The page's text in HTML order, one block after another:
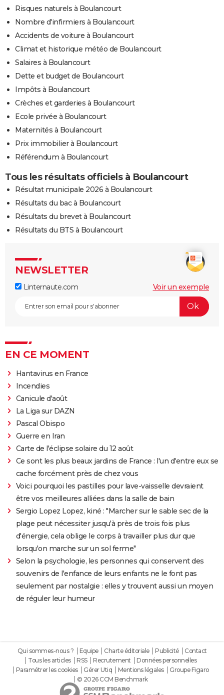
Risques naturels à Boulancourt
Nombre d'infirmiers à Boulancourt
Accidents de voiture à Boulancourt
Climat et historique météo de Boulancourt
Salaires à Boulancourt
Dette et budget de Boulancourt
Impôts à Boulancourt
Crèches et garderies à Boulancourt
Ecole privée à Boulancourt
Maternités à Boulancourt
Prix immobilier à Boulancourt
Référendum à Boulancourt
Tous les résultats officiels à Boulancourt
Résultat municipale 2026 à Boulancourt
Résultats du bac à Boulancourt
Résultats du brevet à Boulancourt
Résultats du BTS à Boulancourt
NEWSLETTER
Linternaute.com Voir un exemple
EN CE MOMENT
Hantavirus en France
Incendies
Canicule d'août
La Liga sur DAZN
Pascal Obispo
Guerre en Iran
Carte de l'éclipse solaire du 12 août
Ce sont les plus beaux jardins de France : l'un d'entre eux se
cache forcément près de chez vous
Voici pourquoi les pastilles pour lave-vaisselle devraient
être vos meilleures alliées dans la salle de bain
Sergio Lopez Lopez, kiné : "Marcher sur le sable sec de la
plage peut nécessiter jusqu'à près de trois fois plus
d'énergie, cela oblige le corps à travailler plus dur que
lorsqu'on marche sur un sol ferme"
Selon la psychologie, les personnes qui conservent des
souvenirs de l'enfance de leurs enfants ne le font pas
seulement par nostalgie : elles y trouvent aussi un moyen
de réguler leur humeur
Qui sommes-nous ? Equipe Charte éditoriale Publicité
Contact
Tous les articles
RSS Recrutement
Données personnelles
Paramétrer les cookies
Gérer Utiq Mentions légales
Groupe Figaro
© 2026 CCM Benchmark